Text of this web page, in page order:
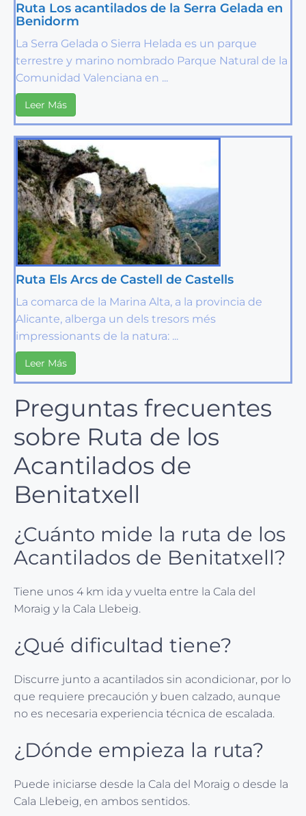
Ruta Los acantilados de la Serra Gelada en
Benidorm
La Serra Gelada o Sierra Helada es un parque
terrestre y marino nombrado Parque Natural de la
Comunidad Valenciana en ...
Leer Más
Ruta Els Arcs de Castell de Castells
La comarca de la Marina Alta, a la provincia de
Alicante, alberga un dels tresors més
impressionants de la natura: ...
Leer Más
Preguntas frecuentes
sobre Ruta de los
Acantilados de
Benitatxell
¿Cuánto mide la ruta de los
Acantilados de Benitatxell?
Tiene unos 4 km ida y vuelta entre la Cala del
Moraig y la Cala Llebeig.
¿Qué dificultad tiene?
Discurre junto a acantilados sin acondicionar, por lo
que requiere precaución y buen calzado, aunque
no es necesaria experiencia técnica de escalada.
¿Dónde empieza la ruta?
Puede iniciarse desde la Cala del Moraig o desde la
Cala Llebeig, en ambos sentidos.